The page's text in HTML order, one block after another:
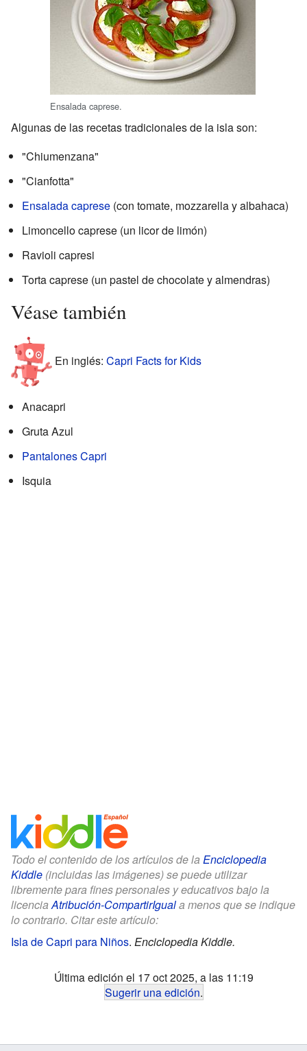
Ensalada caprese.
Algunas de las recetas tradicionales de la isla son:
"Chiumenzana"
"Cianfotta"
Ensalada caprese (con tomate, mozzarella y albahaca)
Limoncello caprese (un licor de limón)
Ravioli capresi
Torta caprese (un pastel de chocolate y almendras)
Véase también
En inglés: Capri Facts for Kids
Anacapri
Gruta Azul
Pantalones Capri
Isquia
Todo el contenido de los artículos de la Enciclopedia
Kiddle (incluidas las imágenes) se puede utilizar
libremente para fines personales y educativos bajo la
licenciaAtribución-CompartirIguala menos que se indique
lo contrario. Citar este artículo:
Isla de Capri para Niños. Enciclopedia Kiddle.
Última edición el 17 oct 2025, a las 11:19
Sugerir una edición.